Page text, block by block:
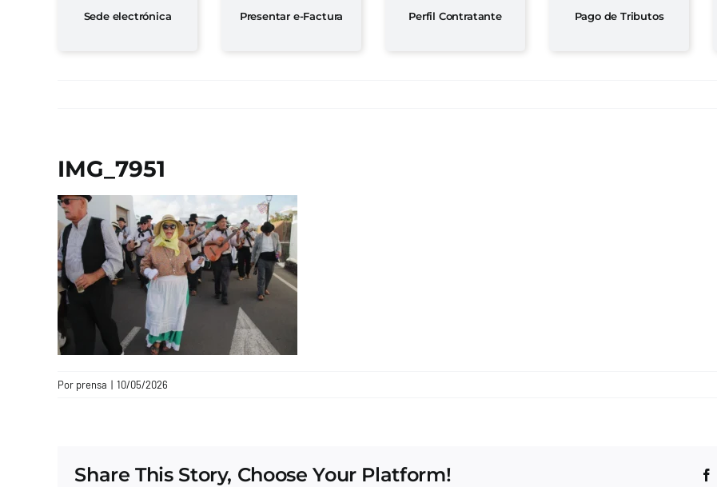
Sede electrónica Presentar e-Factura Perfil Contratante Pago de Tributos
IMG_7951
Por prensa | 10/05/2026
Share This Story, Choose Your Platform!